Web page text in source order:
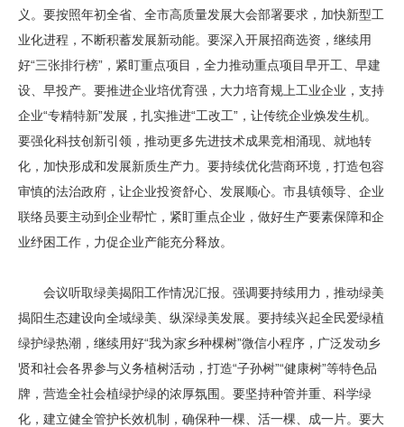
义。要按照年初全省、全市高质量发展大会部署要求，加快新型工
业化进程，不断积蓄发展新动能。要深入开展招商选资，继续用
好“三张排行榜”，紧盯重点项目，全力推动重点项目早开工、早建
设、早投产。要推进企业培优育强，大力培育规上工业企业，支持
企业“专精特新”发展，扎实推进“工改工”，让传统企业焕发生机。
要强化科技创新引领，推动更多先进技术成果竞相涌现、就地转
化，加快形成和发展新质生产力。要持续优化营商环境，打造包容
审慎的法治政府，让企业投资舒心、发展顺心。市县镇领导、企业
联络员要主动到企业帮忙，紧盯重点企业，做好生产要素保障和企
业纾困工作，力促企业产能充分释放。
会议听取绿美揭阳工作情况汇报。强调要持续用力，推动绿美
揭阳生态建设向全域绿美、纵深绿美发展。要持续兴起全民爱绿植
绿护绿热潮，继续用好“我为家乡种棵树”微信小程序，广泛发动乡
贤和社会各界参与义务植树活动，打造“子孙树”“健康树”等特色品
牌，营造全社会植绿护绿的浓厚氛围。要坚持种管并重、科学绿
化，建立健全管护长效机制，确保种一棵、活一棵、成一片。要大